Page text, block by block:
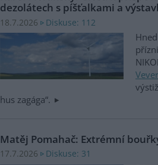
dezolátech s píšťalkami a
18.7.2026 Diskuse: 112
hus zagága“.
Matěj Pomahač: Extrémní
17.7.2026 Diskuse: 31